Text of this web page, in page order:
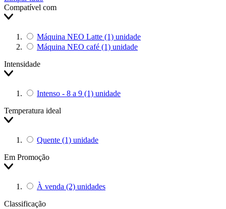
Compatível com
Máquina NEO Latte (1) unidade
Máquina NEO café (1) unidade
Intensidade
Intenso - 8 a 9 (1) unidade
Temperatura ideal
Quente (1) unidade
Em Promoção
À venda (2) unidades
Classificação